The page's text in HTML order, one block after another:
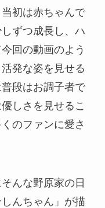
初は赤ちゃんで
ずつ成長し、ハ
回の動画のよう
発な姿を見せる
段はお調子者で
しさを見せるこ
のファンに愛さ
んな野原家の日
んちゃん」が描